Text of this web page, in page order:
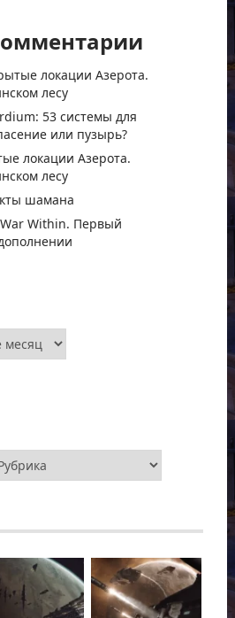
локации Азерота.
лесу
53 системы для
или пузырь?
локации Азерота.
лесу
шамана
Within. Первый